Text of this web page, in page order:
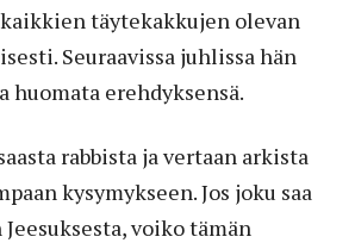
täytekakkujen olevan
Seuraavissa juhlissa hän
huomata erehdyksensä.
rabbista ja vertaan arkista
kysymykseen. Jos joku saa
voiko tämän